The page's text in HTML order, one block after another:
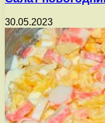
30.05.2023